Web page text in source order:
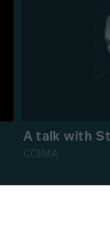
A talk with
COIMA